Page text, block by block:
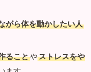
がら体を動かしたい人
ることやストレスをや